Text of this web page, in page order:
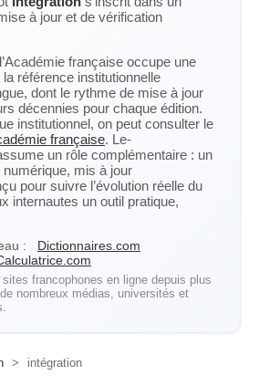
à jour et de vérification
française occupe une
la référence institutionnelle
dont le rythme de mise à jour
décennies pour chaque édition.
institutionnel, on peut consulter le
française. Le-
un rôle complémentaire : un
mis à jour
pour suivre l’évolution réelle du
internautes un outil pratique,
:
Dictionnaires.com
francophones en ligne depuis plus
nombreux médias, universités et
> intégration